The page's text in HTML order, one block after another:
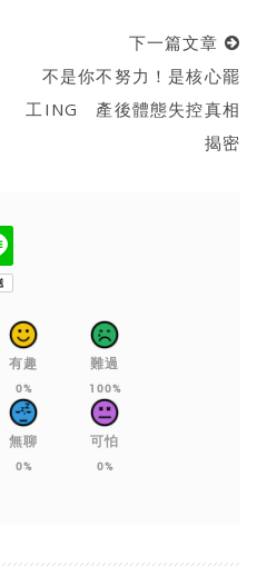
下一篇文章
不是你不努力！是核心罷
工ING 產後體態失控真相
揭密
有趣
0%
難過
100%
無聊
0%
可怕
0%